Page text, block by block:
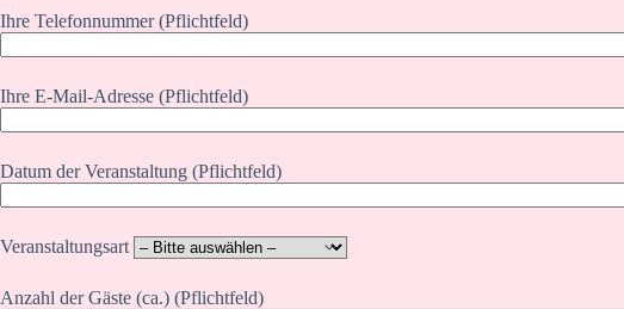
Ihre Telefonnummer (Pflichtfeld)
Ihre E-Mail-Adresse (Pflichtfeld)
Datum der Veranstaltung (Pflichtfeld)
Veranstaltungsart
Anzahl der Gäste (ca.) (Pflichtfeld)